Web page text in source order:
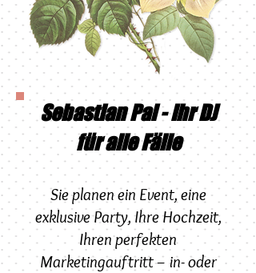
Sebastian Pal - Ihr DJ
für alle Fälle
Sie planen ein Event, eine
exklusive Party, Ihre Hochzeit,
Ihren perfekten
Marketingauftritt – in- oder